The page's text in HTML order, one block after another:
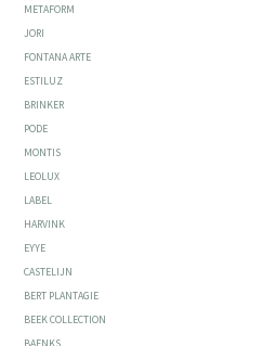
METAFORM
JORI
FONTANA ARTE
ESTILUZ
BRINKER
PODE
MONTIS
LEOLUX
LABEL
HARVINK
EYYE
CASTELIJN
BERT PLANTAGIE
BEEK COLLECTION
BAENKS